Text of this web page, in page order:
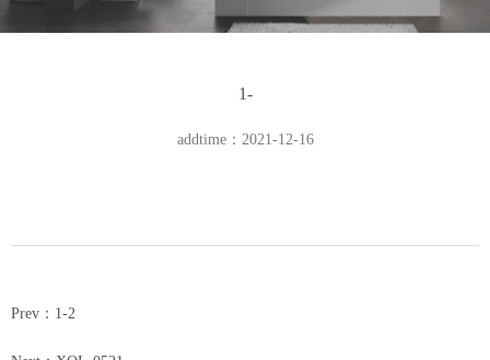
1-
addtime：2021-12-16
Prev：1-2